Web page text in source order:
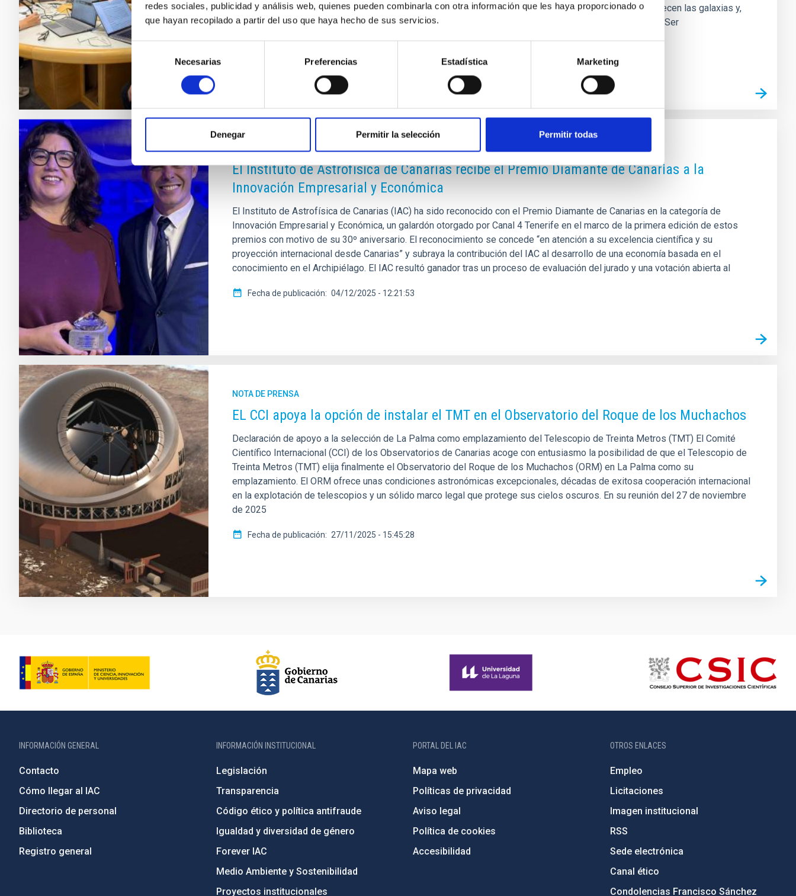
redes sociales, publicidad y análisis web, quienes pueden combinarla con otra información que les haya proporcionado o
que hayan recopilado a partir del uso que haya hecho de sus servicios.
Selección
de
consentimiento
Necesarias Preferencias Estadística Marketing
Denegar Permitir la selección Permitir todas
episodio la investigadora del IAC, Cristina Ramos Almeida, responderá a la pregunta de cómo nacen y crecen las galaxias y,
especialmente, a cómo mueren. La investigadora, que recientemente recibió el Premio Mujer Tenías que Ser
El Instituto de Astrofísica de Canarias recibe el Premio Diamante de Canarias a la
Innovación Empresarial y Económica
El Instituto de Astrofísica de Canarias (IAC) ha sido reconocido con el Premio Diamante de Canarias en la categoría de
Innovación Empresarial y Económica, un galardón otorgado por Canal 4 Tenerife en el marco de la primera edición de estos
premios con motivo de su 30º aniversario. El reconocimiento se concede “en atención a su excelencia científica y su
proyección internacional desde Canarias” y subraya la contribución del IAC al desarrollo de una economía basada en el
conocimiento en el Archipiélago. El IAC resultó ganador tras un proceso de evaluación del jurado y una votación abierta al
Fecha de publicación 04/12/2025 - 12:21:53
NOTA DE PRENSA
EL CCI apoya la opción de instalar el TMT en el Observatorio del Roque de los Muchachos
Declaración de apoyo a la selección de La Palma como emplazamiento del Telescopio de Treinta Metros (TMT) El Comité
Científico Internacional (CCI) de los Observatorios de Canarias acoge con entusiasmo la posibilidad de que el Telescopio de
Treinta Metros (TMT) elija finalmente el Observatorio del Roque de los Muchachos (ORM) en La Palma como su
emplazamiento. El ORM ofrece unas condiciones astronómicas excepcionales, décadas de exitosa cooperación internacional
en la explotación de telescopios y un sólido marco legal que protege sus cielos oscuros. En su reunión del 27 de noviembre
de 2025
Fecha de publicación 27/11/2025 - 15:45:28
INFORMACIÓN GENERAL
Contacto
Cómo llegar al IAC
Directorio de personal
Biblioteca
Registro general
INFORMACIÓN INSTITUCIONAL
Legislación
Transparencia
Código ético y política antifraude
Igualdad y diversidad de género
Forever IAC
Medio Ambiente y Sostenibilidad
Proyectos institucionales
PORTAL DEL IAC
Mapa web
Políticas de privacidad
Aviso legal
Política de cookies
Accesibilidad
OTROS ENLACES
Empleo
Licitaciones
Imagen institucional
RSS
Sede electrónica
Canal ético
Condolencias Francisco Sánchez